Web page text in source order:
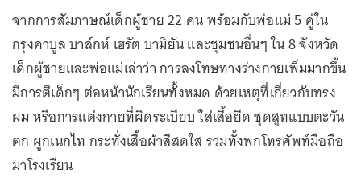
จากการสัมภาษณ์เด็กผู้ชาย 22 คน พร้อมกับพ่อแม่ 5 คู่ใน
กรุงคาบูล บาล์กห์ เฮรัต บามิยัน และชุมชนอื่นๆ ใน 8 จังหวัด
เด็กผู้ชายและพ่อแม่เล่าว่า การลงโทษทางร่างกายเพิ่มมากขึ้น
มีการตีเด็กๆ ต่อหน้านักเรียนทั้งหมด ด้วยเหตุที่เกี่ยวกับทรง
ผม หรือการแต่งกายที่ผิดระเบียบ ใส่เสื้อยืด ชุดสูทแบบตะวัน
ตก ผูกเนกไท กระทั่งเสื้อผ้าสีสดใส รวมทั้งพกโทรศัพท์มือถือ
มาโรงเรียน